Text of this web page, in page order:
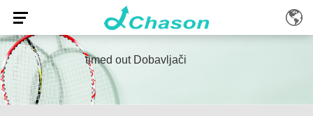
timed out Dobavljači